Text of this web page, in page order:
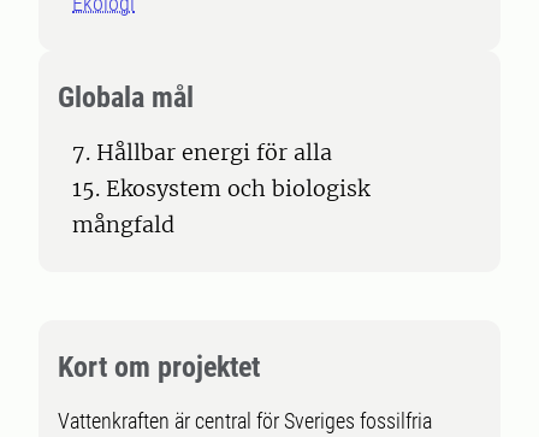
Globala mål
7. Hållbar energi för alla
15. Ekosystem och biologisk
mångfald
Kort om projektet
Vattenkraften är central för Sveriges fossilfria